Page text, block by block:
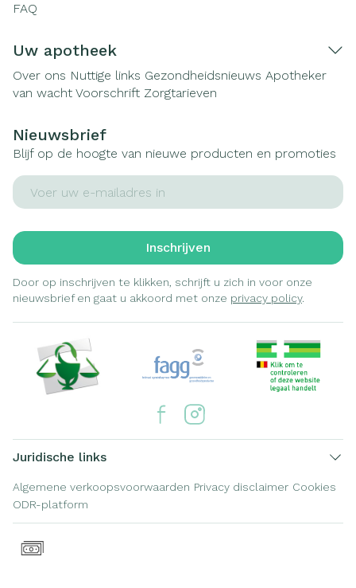
FAQ
Uw apotheek
Over ons Nuttige links Gezondheidsnieuws Apotheker
van wacht Voorschrift Zorgtarieven
Nieuwsbrief
Blijf op de hoogte van nieuwe producten en promoties
E-mail adres
Inschrijven
Door op inschrijven te klikken, schrijft u zich in voor onze
nieuwsbrief en gaat u akkoord met onze privacy policy.
Juridische links
Algemene verkoopsvoorwaarden Privacy disclaimer Cookies
ODR-platform